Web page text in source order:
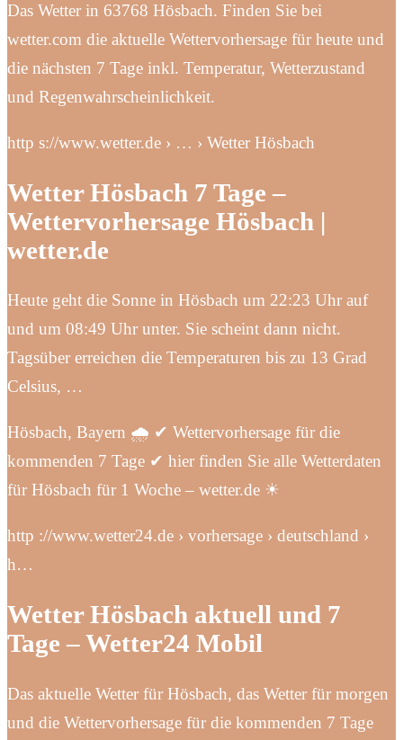
Das Wetter in 63768 Hösbach. Finden Sie bei
wetter.com die aktuelle Wettervorhersage für heute und
die nächsten 7 Tage inkl. Temperatur, Wetterzustand
und Regenwahrscheinlichkeit.
http s://www.wetter.de › … › Wetter Hösbach
Wetter Hösbach 7 Tage –
Wettervorhersage Hösbach |
wetter.de
Heute geht die Sonne in Hösbach um 22:23 Uhr auf
und um 08:49 Uhr unter. Sie scheint dann nicht.
Tagsüber erreichen die Temperaturen bis zu 13 Grad
Celsius, …
Hösbach, Bayern 🌧️ ✔ Wettervorhersage für die
kommenden 7 Tage ✔ hier finden Sie alle Wetterdaten
für Hösbach für 1 Woche – wetter.de ☀
http ://www.wetter24.de › vorhersage › deutschland ›
h…
Wetter Hösbach aktuell und 7
Tage – Wetter24 Mobil
Das aktuelle Wetter für Hösbach, das Wetter für morgen
und die Wettervorhersage für die kommenden 7 Tage